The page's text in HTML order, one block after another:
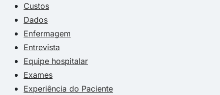
Custos
Dados
Enfermagem
Entrevista
Equipe hospitalar
Exames
Experiência do Paciente